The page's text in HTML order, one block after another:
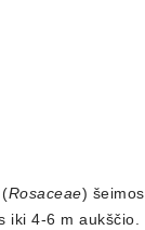
(Rosaceae) šeimos
iki 4-6 m aukščio.